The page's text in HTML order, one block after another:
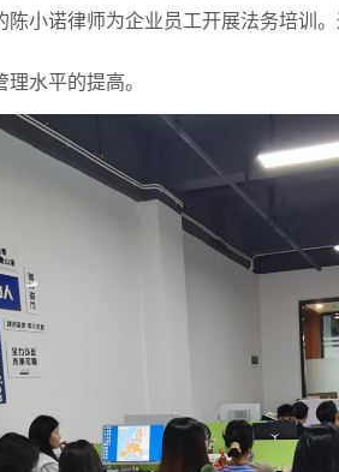
陈小诺律师为企业员工开展法务培训
水平的提高。